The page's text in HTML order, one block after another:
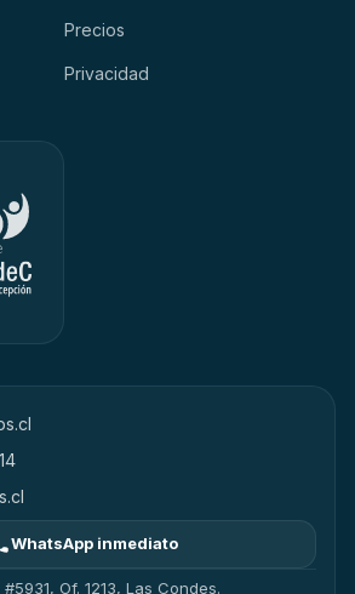
Precios
Privacidad
WhatsApp inmediato
Of. 1213, Las Condes.